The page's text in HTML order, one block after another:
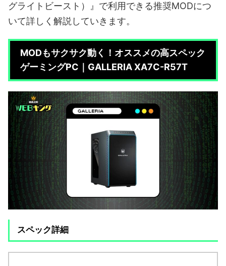
グライトビースト）』で利用できる推奨MODにつ
いて詳しく解説していきます。
MODもサクサク動く！オススメの高スペック
ゲーミングPC｜GALLERIA XA7C-R57T
スペック詳細